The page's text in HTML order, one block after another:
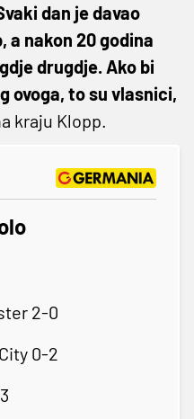
dan je davao
a nakon 20 godina
drugdje. Ako bi
ovoga, to su vlasnici,
kraju Klopp.
2-0
0-2